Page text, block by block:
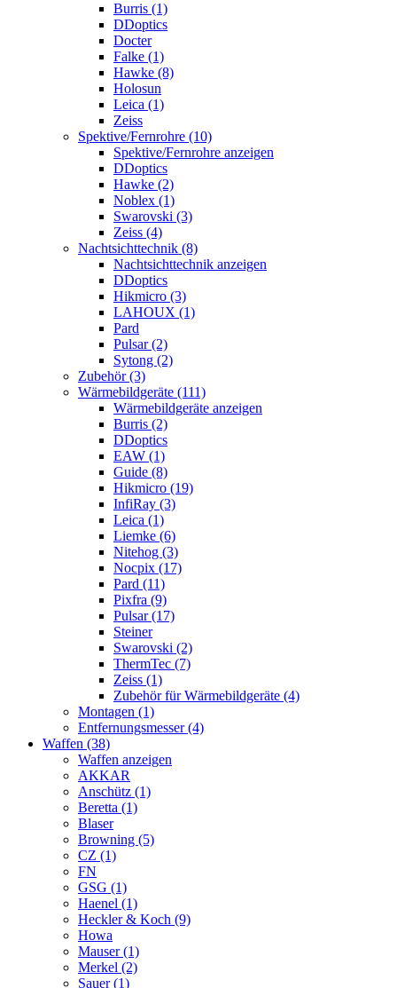
Burris (1)
DDoptics
Docter
Falke (1)
Hawke (8)
Holosun
Leica (1)
Zeiss
Spektive/Fernrohre (10)
Spektive/Fernrohre anzeigen
DDoptics
Hawke (2)
Noblex (1)
Swarovski (3)
Zeiss (4)
Nachtsichttechnik (8)
Nachtsichttechnik anzeigen
DDoptics
Hikmicro (3)
LAHOUX (1)
Pard
Pulsar (2)
Sytong (2)
Zubehör (3)
Wärmebildgeräte (111)
Wärmebildgeräte anzeigen
Burris (2)
DDoptics
EAW (1)
Guide (8)
Hikmicro (19)
InfiRay (3)
Leica (1)
Liemke (6)
Nitehog (3)
Nocpix (17)
Pard (11)
Pixfra (9)
Pulsar (17)
Steiner
Swarovski (2)
ThermTec (7)
Zeiss (1)
Zubehör für Wärmebildgeräte (4)
Montagen (1)
Entfernungsmesser (4)
Waffen (38)
Waffen anzeigen
AKKAR
Anschütz (1)
Beretta (1)
Blaser
Browning (5)
CZ (1)
FN
GSG (1)
Haenel (1)
Heckler & Koch (9)
Howa
Mauser (1)
Merkel (2)
Sauer (1)